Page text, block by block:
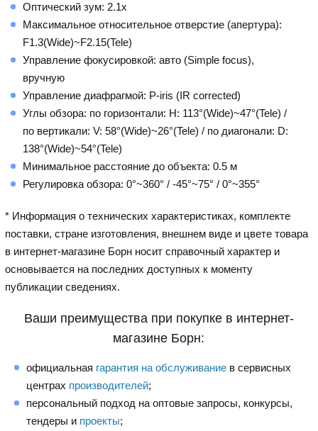
Оптический зум: 2.1x
Максимальное относительное отверстие (апертура):
F1.3(Wide)~F2.15(Tele)
Управление фокусировкой: авто (Simple focus),
вручную
Управление диафрагмой: P-iris (IR corrected)
Углы обзора: по горизонтали: H: 113°(Wide)~47°(Tele) /
по вертикали: V: 58°(Wide)~26°(Tele) / по диагонали: D:
138°(Wide)~54°(Tele)
Минимальное расстояние до объекта: 0.5 м
Регулировка обзора: 0°~360° / -45°~75° / 0°~355°
* Информация о технических характеристиках, комплекте
поставки, стране изготовления, внешнем виде и цвете товара
в интернет-магазине Борн носит справочный характер и
основывается на последних доступных к моменту
публикации сведениях.
Ваши преимущества при покупке в интернет-
магазине Борн:
официальная гарантия на обслуживание в сервисных
центрах производителей;
персональный подход на оптовые запросы, конкурсы,
тендеры и проекты;